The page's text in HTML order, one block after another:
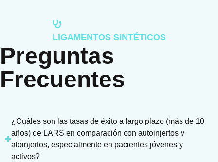
LIGAMENTOS SINTÉTICOS
Preguntas
Frecuentes
¿Cuáles son las tasas de éxito a largo plazo (más de 10
años) de LARS en comparación con autoinjertos y
aloinjertos, especialmente en pacientes jóvenes y
activos?